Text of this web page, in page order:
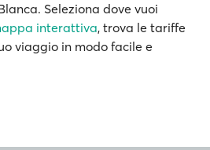
Seleziona dove vuoi
interattiva, trova le tariffe
viaggio in modo facile e